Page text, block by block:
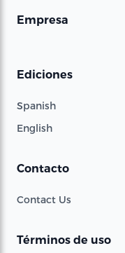
Empresa
Ediciones
Spanish
English
Contacto
Contact Us
Términos de uso